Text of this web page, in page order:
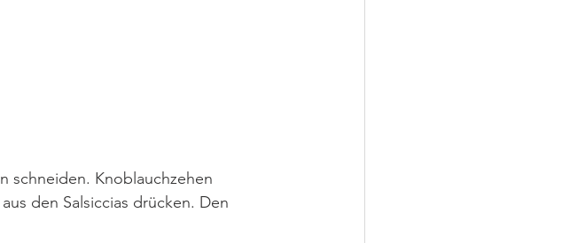
schneiden. Knoblauchzehen
den Salsiccias drücken. Den